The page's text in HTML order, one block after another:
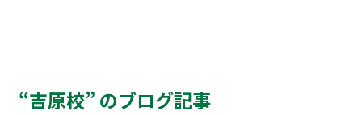
“吉原校” のブログ記事